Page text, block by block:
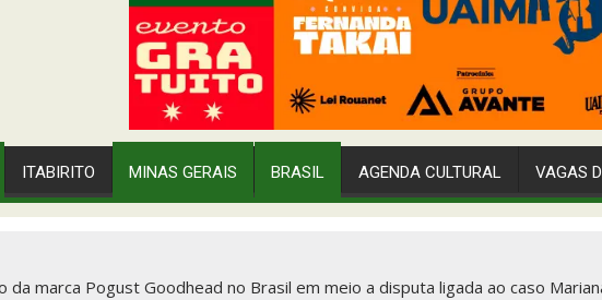
ITABIRITO MINAS GERAIS BRASIL AGENDA CULTURAL VAGAS
da marca Pogust Goodhead no Brasil em meio a disputa ligada ao caso